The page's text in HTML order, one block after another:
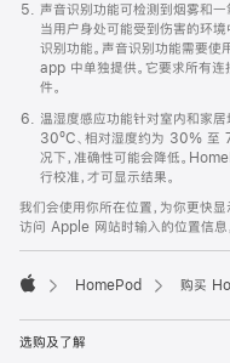
声音识别功能可检测到烟雾和一
当用户身处可能受到伤害的环境
识别功能。声音识别功能需要使
app 中单独提供。它要求所有
件。
温湿度感应功能针对室内和家
30ºC、相对湿度约为 30% 至
况下，准确性可能会降低。
行校准，才可显示结果。
我们会使用你所在位置，为你更快
访问 Apple 网站时输入的位置信息
HomePod 购买
选购及了解